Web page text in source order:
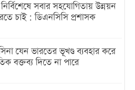
সবার সহযোগিতায় উন্নয়ন
চাই : ডিএনসিসি প্রশাসক
যেন ভারতের ভূখণ্ড ব্যবহার করে
বক্তব্য দিতে না পারে